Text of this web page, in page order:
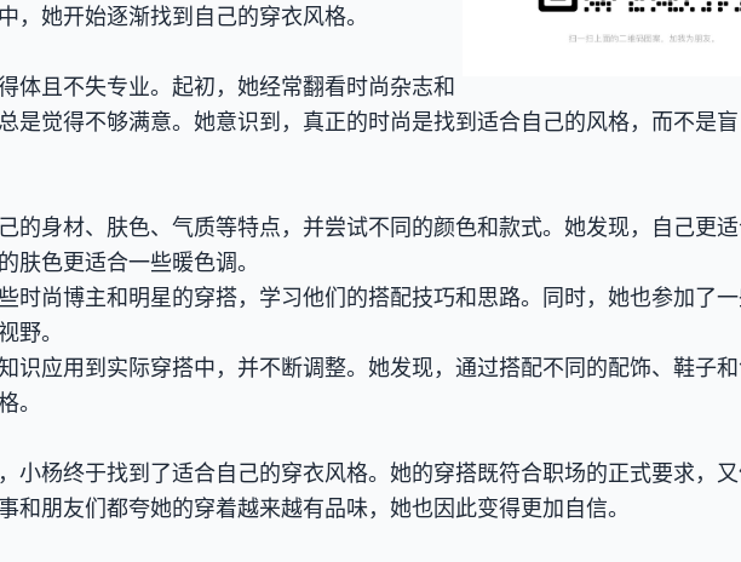
，她开始逐渐找到自己的穿衣风格。
体且不失专业。起初，她经常翻看时尚杂志和
是觉得不够满意。她意识到，真正的时尚是找到适合自己的风格，而不是
的身材、肤色、气质等特点，并尝试不同的颜色和款式。她发现，自己更
肤色更适合一些暖色调。
时尚博主和明星的穿搭，学习他们的搭配技巧和思路。同时，她也参加了
野。
识应用到实际穿搭中，并不断调整。她发现，通过搭配不同的配饰、鞋子和
。
小杨终于找到了适合自己的穿衣风格。她的穿搭既符合职场的正式要求，
和朋友们都夸她的穿着越来越有品味，她也因此变得更加自信。